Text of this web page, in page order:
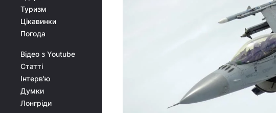
Туризм
Цікавинки
Погода
Відео з Youtube
Статті
Інтерв'ю
Думки
Лонгріди